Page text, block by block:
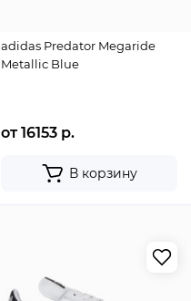
adidas Predator Megaride
Metallic Blue
от 16153 р.
В корзину